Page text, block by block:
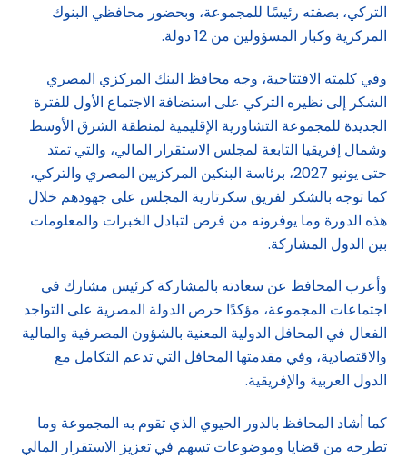
التركي، بصفته رئيسًا للمجموعة، وبحضور محافظي البنوك
المركزية وكبار المسؤولين من 12 دولة.
وفي كلمته الافتتاحية، وجه محافظ البنك المركزي المصري
الشكر إلى نظيره التركي على استضافة الاجتماع الأول للفترة
الجديدة للمجموعة التشاورية الإقليمية لمنطقة الشرق الأوسط
وشمال إفريقيا التابعة لمجلس الاستقرار المالي، والتي تمتد
حتى يونيو 2027، برئاسة البنكين المركزيين المصري والتركي،
كما توجه بالشكر لفريق سكرتارية المجلس على جهودهم خلال
هذه الدورة وما يوفرونه من فرص لتبادل الخبرات والمعلومات
بين الدول المشاركة.
وأعرب المحافظ عن سعادته بالمشاركة كرئيس مشارك في
اجتماعات المجموعة، مؤكدًا حرص الدولة المصرية على التواجد
الفعال في المحافل الدولية المعنية بالشؤون المصرفية والمالية
والاقتصادية، وفي مقدمتها المحافل التي تدعم التكامل مع
الدول العربية والإفريقية.
كما أشاد المحافظ بالدور الحيوي الذي تقوم به المجموعة وما
تطرحه من قضايا وموضوعات تسهم في تعزيز الاستقرار المالي